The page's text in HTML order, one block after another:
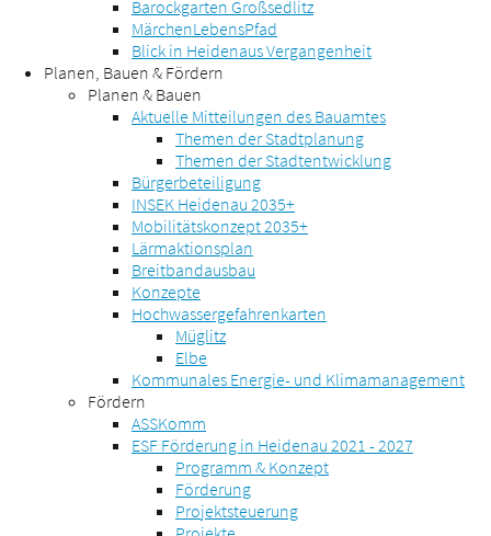
Barockgarten Großsedlitz
MärchenLebensPfad
Blick in Heidenaus Vergangenheit
Planen, Bauen & Fördern
Planen & Bauen
Aktuelle Mitteilungen des Bauamtes
Themen der Stadtplanung
Themen der Stadtentwicklung
Bürgerbeteiligung
INSEK Heidenau 2035+
Mobilitätskonzept 2035+
Lärmaktionsplan
Breitbandausbau
Konzepte
Hochwassergefahrenkarten
Müglitz
Elbe
Kommunales Energie- und Klimamanagement
Fördern
ASSKomm
ESF Förderung in Heidenau 2021 - 2027
Programm & Konzept
Förderung
Projektsteuerung